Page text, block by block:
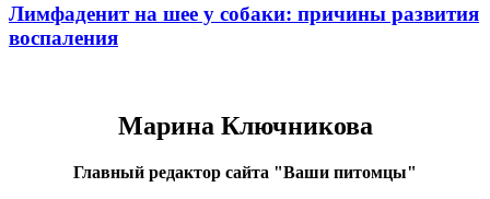
Лимфаденит на шее у собаки: причины развития
воспаления
Марина Ключникова
Главный редактор сайта "Ваши питомцы"